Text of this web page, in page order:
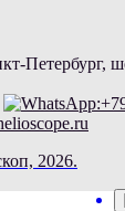
Петербург,
2026.